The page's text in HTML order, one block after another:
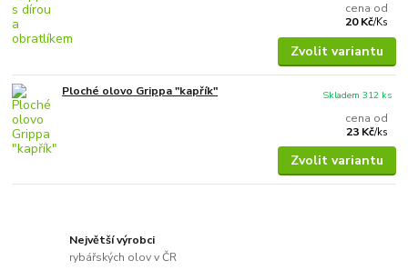
cena od
20 Kč/Ks
Zvolit variantu
Ploché olovo Grippa "kapřík"
cena od
23 Kč/ks
Skladem 312 ks
Zvolit variantu
Největší výrobci
rybářských olov v ČR